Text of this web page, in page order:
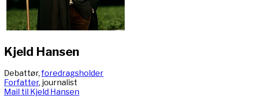
Kjeld Hansen
Debattør,foredragsholder
Forfatter, journalist
Mail til Kjeld Hansen